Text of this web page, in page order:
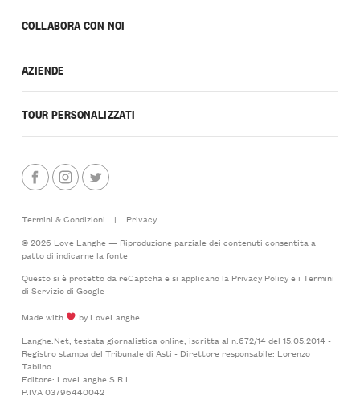
COLLABORA CON NOI
AZIENDE
TOUR PERSONALIZZATI
Termini & Condizioni |
Privacy
© 2026 Love Langhe — Riproduzione parziale dei contenuti consentita a
patto di indicarne la fonte
Questo si è protetto da reCaptcha e si applicano la Privacy Policye i Termini
di Serviziodi Google
Made with
by LoveLanghe
Langhe.Net, testata giornalistica online, iscritta al n.672/14 del 15.05.2014 -
Registro stampa del Tribunale di Asti - Direttore responsabile: Lorenzo
Tablino.
Editore: LoveLanghe S.R.L.
P.IVA 03796440042